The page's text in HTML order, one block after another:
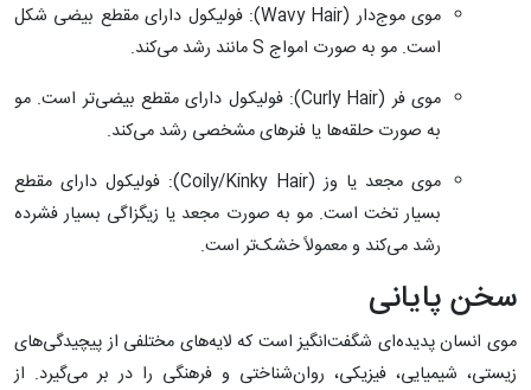
موی موج‌دار (Wavy Hair): فولیکول دارای مقطع بیضی شکل
است. مو به صورت امواج S مانند رشد می‌کند.
موی فر (Curly Hair): فولیکول دارای مقطع بیضی‌تر است. مو
به صورت حلقه‌ها یا فنرهای مشخصی رشد می‌کند.
موی مجعد یا وز (Coily/Kinky Hair): فولیکول دارای مقطع
بسیار تخت است. مو به صورت مجعد یا زیگزاگی بسیار فشرده
رشد می‌کند و معمولاً خشک‌تر است.
سخن پایانی
موی انسان پدیده‌ای شگفت‌انگیز است که لایه‌های مختلفی از پیچیدگی‌های
زیستی، شیمیایی، فیزیکی، روان‌شناختی و فرهنگی را در بر می‌گیرد. از